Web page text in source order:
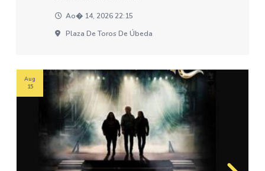
Ao� 14, 2026 22:15
Plaza De Toros De Úbeda
Aug
15